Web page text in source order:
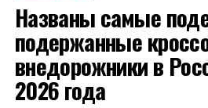
Названы самые
подержанные
внедорожники в
2026 года